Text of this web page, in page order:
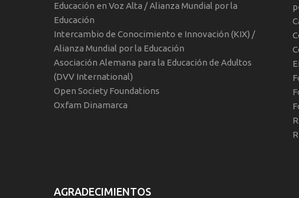
Educación en Voz Alta / Alianza Mundial por la
Educación
Intercambio de Conocimiento e Innovación (KIX) /
Alianza Mundial por la Educación
Asociación Alemana para la Educación de Adultos
(DVV International)
Open Society Foundations
Oxfam Dinamarca
AGRADECIMIENTOS